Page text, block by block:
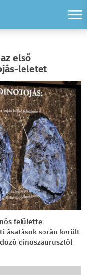
első
leletet
felülettel
ásatások során került
dinoszaurusztól